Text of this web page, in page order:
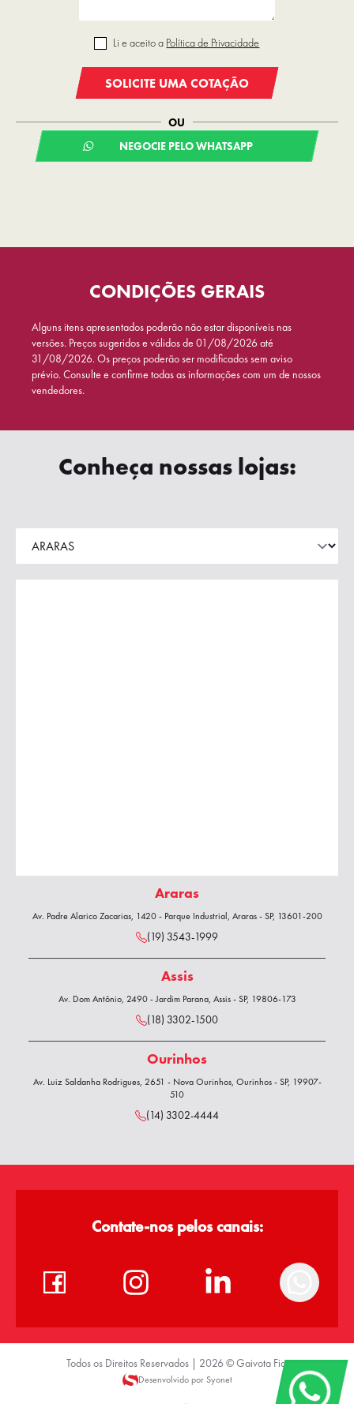
Li e aceito a Política de Privacidade
SOLICITE UMA COTAÇÃO
OU
NEGOCIE PELO WHATSAPP
CONDIÇÕES GERAIS
Alguns itens apresentados poderão não estar disponíveis nas
versões. Preços sugeridos e válidos de 01/08/2026 até
31/08/2026. Os preços poderão ser modificados sem aviso
prévio. Consulte e confirme todas as informações com um de nossos
vendedores.
Conheça nossas lojas:
Araras
Av. Padre Alarico Zacarias, 1420 - Parque Industrial, Araras - SP, 13601-200
(19) 3543-1999
Assis
Av. Dom Antônio, 2490 - Jardim Parana, Assis - SP, 19806-173
(18) 3302-1500
Ourinhos
Av. Luiz Saldanha Rodrigues, 2651 - Nova Ourinhos, Ourinhos - SP, 19907-
510
(14) 3302-4444
Contate-nos pelos canais:
Todos os Direitos Reservados | 2026 © Gaivota Fiat
Desenvolvido por Syonet